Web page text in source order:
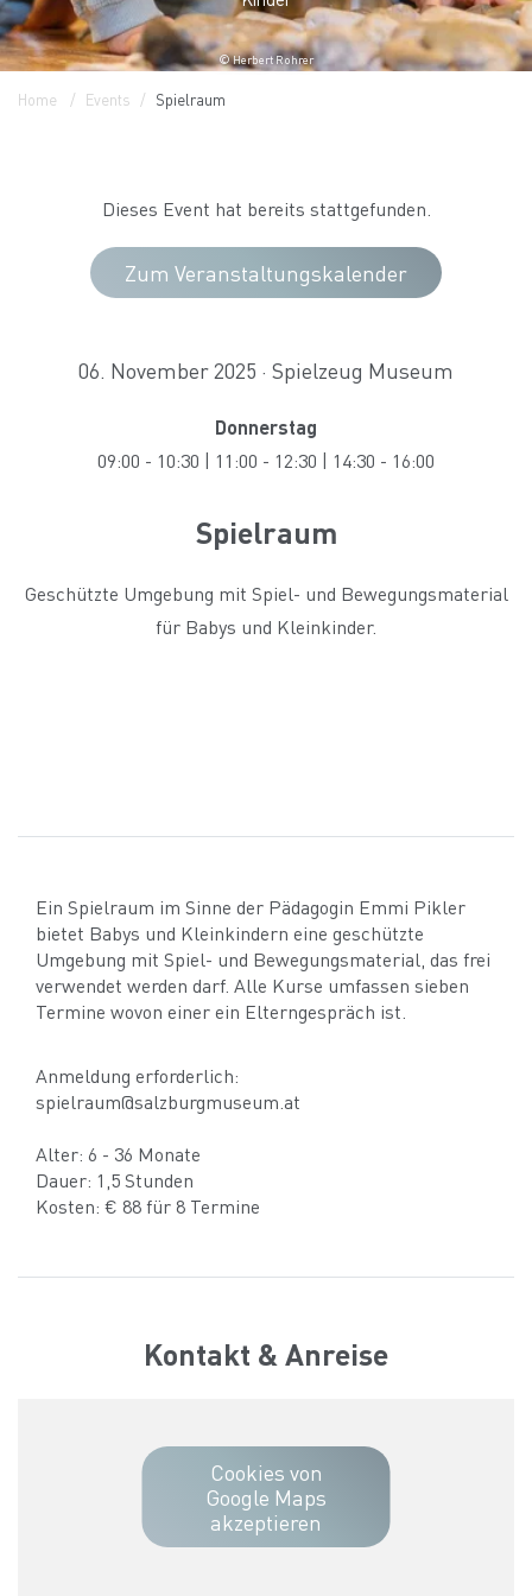
© Herbert Rohrer
Home Events Spielraum
Dieses Event hat bereits stattgefunden.
Zum Veranstaltungskalender
06. November 2025 · Spielzeug Museum
Donnerstag
09:00 - 10:30 | 11:00 - 12:30 | 14:30 - 16:00
Spielraum
Geschützte Umgebung mit Spiel- und Bewegungsmaterial
für Babys und Kleinkinder.
Ein Spielraum im Sinne der Pädagogin Emmi Pikler
bietet Babys und Kleinkindern eine geschützte
Umgebung mit Spiel- und Bewegungsmaterial, das frei
verwendet werden darf. Alle Kurse umfassen sieben
Termine wovon einer ein Elterngespräch ist.
Anmeldung erforderlich:
spielraum@salzburgmuseum.at
Alter: 6 - 36 Monate
Dauer: 1,5 Stunden
Kosten: € 88 für 8 Termine
Kontakt & Anreise
Cookies von
Google Maps
akzeptieren